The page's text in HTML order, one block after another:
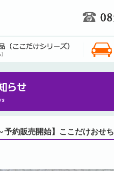
予約販売開始】ここだけおせち